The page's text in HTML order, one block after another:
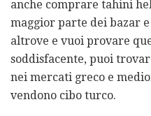
anche comprare tahini
maggior parte dei bazar
altrove e vuoi provare
soddisfacente, puoi
nei mercati greco e
vendono cibo turco.